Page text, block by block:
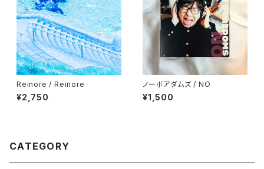
Reinore / Reinore
¥2,750
ノーボアダムズ / NO
¥1,500
CATEGORY